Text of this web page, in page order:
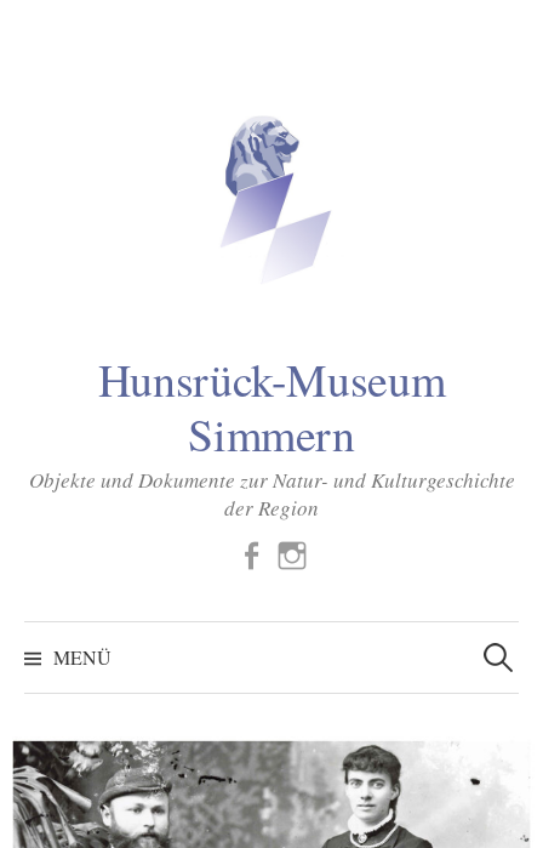
Hunsrück-Museum
Simmern
Objekte und Dokumente zur Natur- und Kulturgeschichte
der Region
FB
MENÜ
Suchen
nach: